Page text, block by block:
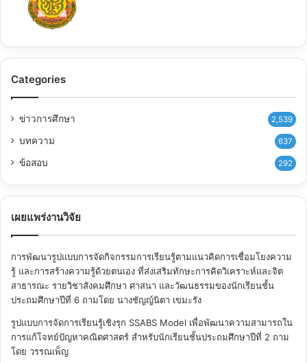
Categories
ข่าวการศึกษา 2,539
บทความ 637
ข้อสอบ 292
เผยแพร่งานวิจัย
การพัฒนารูปแบบการจัดกิจกรรมการเรียนรู้ตามแนวคิดการเชื่อมโยงความ
รู้ และการสร้างความรู้ด้วยตนเอง ที่ส่งเสริมทักษะการคิดวิเคราะห์และจิต
สาธารณะ รายวิชาสังคมศึกษา ศาสนา และวัฒนธรรมของนักเรียนชั้น
ประถมศึกษาปีที่ 6 ถามโดย นางชัญญ์นิตา เขมะรัง
รูปแบบการจัดการเรียนรู้เชิงรุก SSABS Model เพื่อพัฒนาความสามารถใน
การแก้โจทย์ปัญหาคณิตศาสตร์ สำหรับนักเรียนชั้นประถมศึกษาปีที่ 2 ถาม
โดย วรรณเพ็ญ